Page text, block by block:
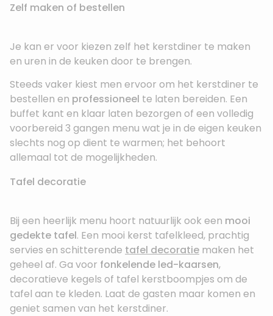
Zelf maken of bestellen
Je kan er voor kiezen zelf het kerstdiner te maken
en uren in de keuken door te brengen.
Steeds vaker kiest men ervoor om het kerstdiner te
bestellen en professioneel te laten bereiden. Een
buffet kant en klaar laten bezorgen of een volledig
voorbereid 3 gangen menu wat je in de eigen keuken
slechts nog op dient te warmen; het behoort
allemaal tot de mogelijkheden.
Tafel decoratie
Bij een heerlijk menu hoort natuurlijk ook een mooi
gedekte tafel. Een mooi kerst tafelkleed, prachtig
servies en schitterende tafel decoratie maken het
geheel af. Ga voor fonkelende led-kaarsen,
decoratieve kegels of tafel kerstboompjes om de
tafel aan te kleden. Laat de gasten maar komen en
geniet samen van het kerstdiner.